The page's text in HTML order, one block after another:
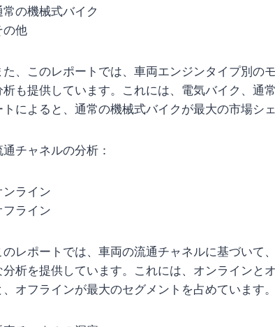
常の機械式バイク
の他
た、このレポートでは、車両エンジンタイプ別の
析も提供しています。これには、電気バイク、通
トによると、通常の機械式バイクが最大の市場シ
通チャネルの分析：
ンライン
フライン
のレポートでは、車両の流通チャネルに基づいて
分析を提供しています。これには、オンラインと
、オフラインが最大のセグメントを占めています。